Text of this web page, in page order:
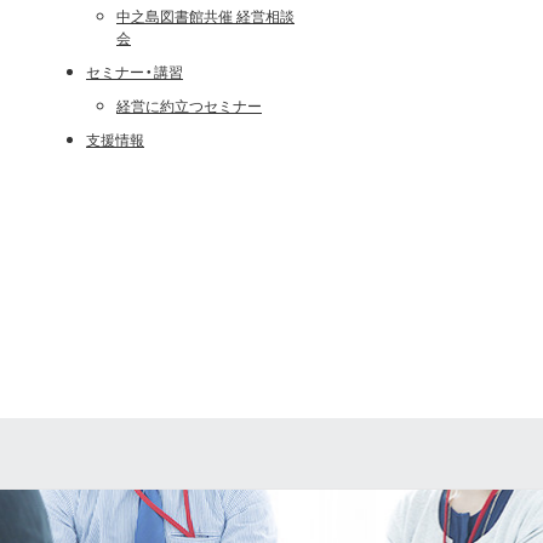
中之島図書館共催 経営相談
会
セミナー・講習
経営に約立つセミナー
支援情報